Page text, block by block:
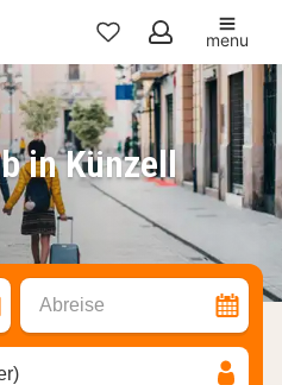
Meine
Favoriten
menu
in Künzell
Abreise